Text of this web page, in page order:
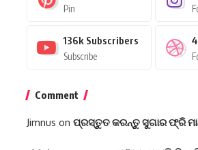
Pin
136k Subscribers
Subscribe
Comment
Jimnus on ପ୍ରସ୍ତୁତ କରନ୍ତୁ ସୁଗାର ଫ୍ରି